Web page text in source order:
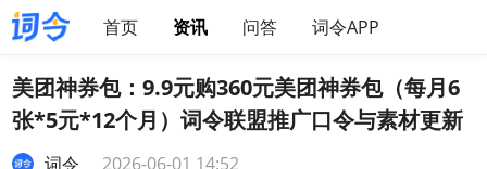
首页 资讯 问答 词令APP
美团神券包：9.9元购360元美团神券包（每月6
张*5元*12个月）词令联盟推广口令与素材更新
词令 2026-06-01 14:52